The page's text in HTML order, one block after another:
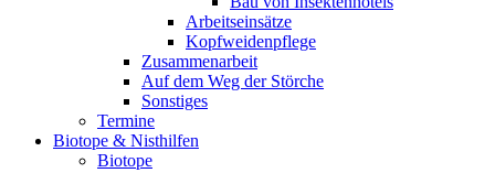
Arbeitseinsätze
Kopfweidenpflege
Zusammenarbeit
Auf dem Weg der Störche
Sonstiges
Termine
Biotope & Nisthilfen
Biotope